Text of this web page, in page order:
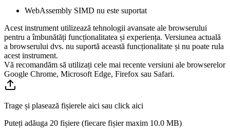
WebAssembly SIMD nu este suportat
Acest instrument utilizează tehnologii avansate ale browserului
pentru a îmbunătăți funcționalitatea și experiența. Versiunea actuală
a browserului dvs. nu suportă această funcționalitate și nu poate rula
acest instrument.
Vă recomandăm să utilizați cele mai recente versiuni ale browserelor
Google Chrome, Microsoft Edge, Firefox sau Safari.
Trage și plasează fișierele aici sau click aici
Puteți adăuga 20 fișiere (fiecare fișier maxim 10.0 MB)